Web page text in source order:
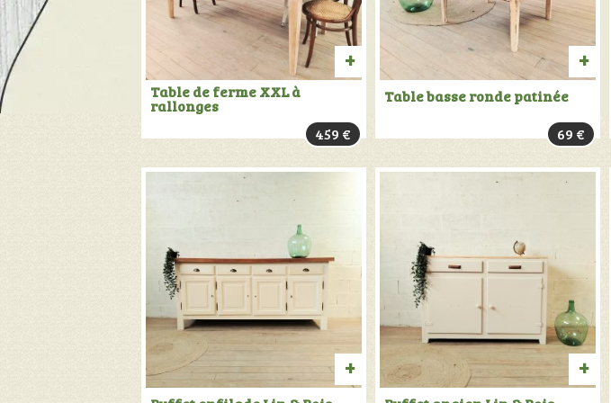
PRODUIT
+
Table de ferme XXL à
rallonges
459 €
+
Table basse ronde patinée
69 €
AJOUTER